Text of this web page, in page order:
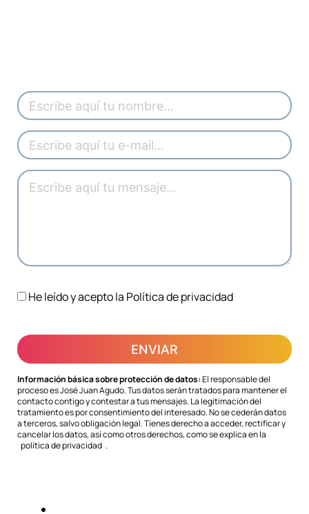
He leído y acepto la Política de privacidad
Información básica sobre protección de datos:El responsable del
proceso es José Juan Agudo. Tus datos serán tratados para mantener el
contacto contigo y contestar a tus mensajes. La legitimación del
tratamiento es por consentimiento del interesado. No se cederán datos
a terceros, salvo obligación legal. Tienes derecho a acceder, rectificar y
cancelar los datos, así como otros derechos, como se explica en la
política de privacidad .